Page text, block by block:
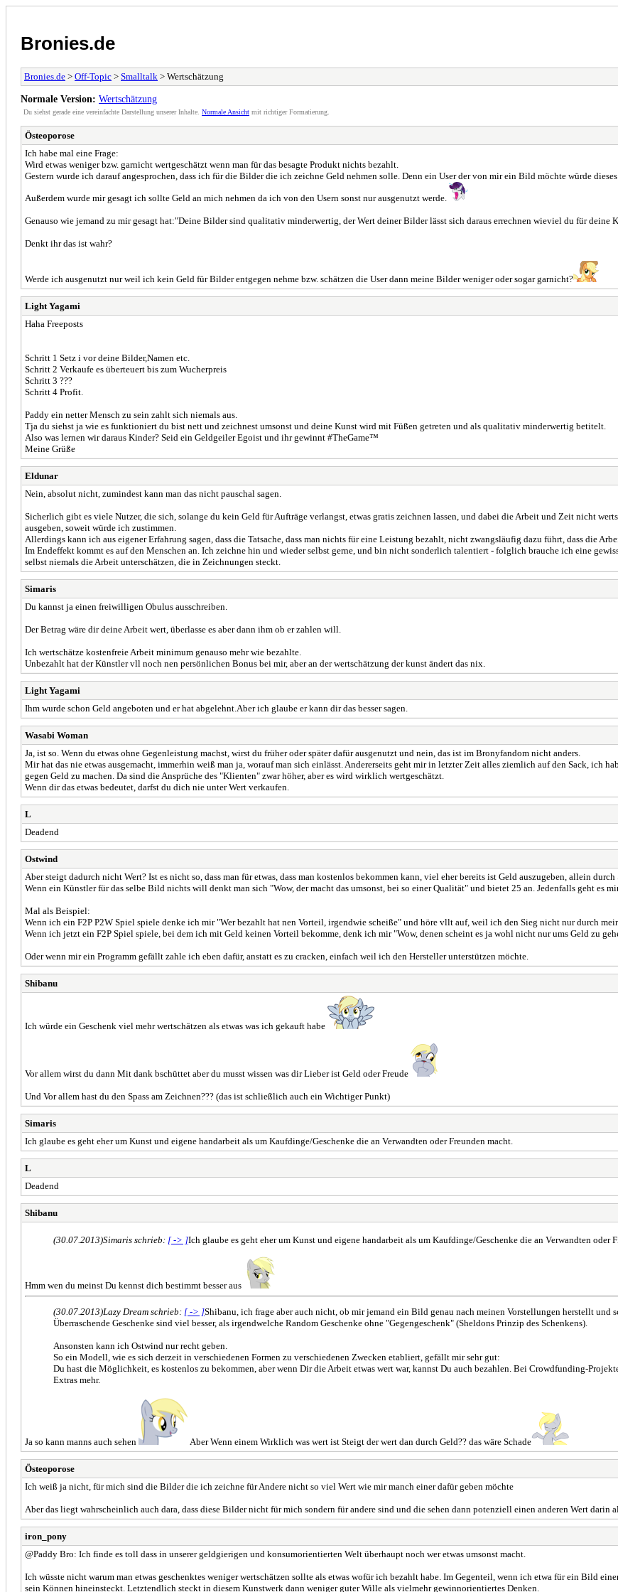
Bronies.de
Bronies.de > Off-Topic > Smalltalk > Wertschätzung
Normale Version: Wertschätzung
Du siehst gerade eine vereinfachte Darstellung unserer Inhalte. Normale Ansicht mit richtiger Formatierung.
Östeoporose
Ich habe mal eine Frage:
Wird etwas weniger bzw. garnicht wertgeschätzt wenn man für das besagte Produkt nichts bezahlt.
Gestern wurde ich darauf angesprochen, dass ich für die Bilder die ich zeichne Geld nehmen solle. Denn ein User der von mir ein Bild möchte würde
Außerdem wurde mir gesagt ich sollte Geld an mich nehmen da ich von den Usern sonst nur ausgenutzt werde.
Genauso wie jemand zu mir gesagt hat:"Deine Bilder sind qualitativ minderwertig, der Wert deiner Bilder lässt sich daraus errechnen wieviel du für deine
Denkt ihr das ist wahr?
Werde ich ausgenutzt nur weil ich kein Geld für Bilder entgegen nehme bzw. schätzen die User dann meine Bilder weniger oder sogar garnicht?
Light Yagami
Haha Freeposts
Schritt 1 Setz i vor deine Bilder,Namen etc.
Schritt 2 Verkaufe es überteuert bis zum Wucherpreis
Schritt 3 ???
Schritt 4 Profit.
Paddy ein netter Mensch zu sein zahlt sich niemals aus.
Tja du siehst ja wie es funktioniert du bist nett und zeichnest umsonst und deine Kunst wird mit Füßen getreten und als qualitativ minderwertig betitelt.
Also was lernen wir daraus Kinder? Seid ein Geldgeiler Egoist und ihr gewinnt #TheGame™
Meine Grüße
Eldunar
Nein, absolut nicht, zumindest kann man das nicht pauschal sagen.
Sicherlich gibt es viele Nutzer, die sich, solange du kein Geld für Aufträge verlangst, etwas gratis zeichnen lassen, und dabei die Arbeit und Zeit nicht
ausgeben, soweit würde ich zustimmen.
Allerdings kann ich aus eigener Erfahrung sagen, dass die Tatsache, dass man nichts für eine Leistung bezahlt, nicht zwangsläufig dazu führt, dass die
Im Endeffekt kommt es auf den Menschen an. Ich zeichne hin und wieder selbst gerne, und bin nicht sonderlich talentiert - folglich brauche ich eine
selbst niemals die Arbeit unterschätzen, die in Zeichnungen steckt.
Simaris
Du kannst ja einen freiwilligen Obulus ausschreiben.
Der Betrag wäre dir deine Arbeit wert, überlasse es aber dann ihm ob er zahlen will.
Ich wertschätze kostenfreie Arbeit minimum genauso mehr wie bezahlte.
Unbezahlt hat der Künstler vll noch nen persönlichen Bonus bei mir, aber an der wertschätzung der kunst ändert das nix.
Light Yagami
Ihm wurde schon Geld angeboten und er hat abgelehnt.Aber ich glaube er kann dir das besser sagen.
Wasabi Woman
Ja, ist so. Wenn du etwas ohne Gegenleistung machst, wirst du früher oder später dafür ausgenutzt und nein, das ist im Bronyfandom nicht anders.
Mir hat das nie etwas ausgemacht, immerhin weiß man ja, worauf man sich einlässt. Andererseits geht mir in letzter Zeit alles ziemlich auf den Sack, ich
gegen Geld zu machen. Da sind die Ansprüche des "Klienten" zwar höher, aber es wird wirklich wertgeschätzt.
Wenn dir das etwas bedeutet, darfst du dich nie unter Wert verkaufen.
L
Deadend
Ostwind
Aber steigt dadurch nicht Wert? Ist es nicht so, dass man für etwas, dass man kostenlos bekommen kann, viel eher bereits ist Geld auszugeben, allein
Wenn ein Künstler für das selbe Bild nichts will denkt man sich "Wow, der macht das umsonst, bei so einer Qualität" und bietet 25 an. Jedenfalls geht es mir
Mal als Beispiel:
Wenn ich ein F2P P2W Spiel spiele denke ich mir "Wer bezahlt hat nen Vorteil, irgendwie scheiße" und höre vllt auf, weil ich den Sieg nicht nur durch
Wenn ich jetzt ein F2P Spiel spiele, bei dem ich mit Geld keinen Vorteil bekomme, denk ich mir "Wow, denen scheint es ja wohl nicht nur ums Geld zu
Oder wenn mir ein Programm gefällt zahle ich eben dafür, anstatt es zu cracken, einfach weil ich den Hersteller unterstützen möchte.
Shibanu
Ich würde ein Geschenk viel mehr wertschätzen als etwas was ich gekauft habe
Vor allem wirst du dann Mit dank bschüttet aber du musst wissen was dir Lieber ist Geld oder Freude
Und Vor allem hast du den Spass am Zeichnen??? (das ist schließlich auch ein Wichtiger Punkt)
Simaris
Ich glaube es geht eher um Kunst und eigene handarbeit als um Kaufdinge/Geschenke die an Verwandten oder Freunden macht.
L
Deadend
Shibanu
(30.07.2013)Simaris schrieb: [ -> ]Ich glaube es geht eher um Kunst und eigene handarbeit als um Kaufdinge/Geschenke die an Verwandten oder
Hmm wen du meinst Du kennst dich bestimmt besser aus
(30.07.2013)Lazy Dream schrieb: [ -> ]Shibanu, ich frage aber auch nicht, ob mir jemand ein Bild genau nach meinen Vorstellungen herstellt
Überraschende Geschenke sind viel besser, als irgendwelche Random Geschenke ohne "Gegengeschenk" (Sheldons Prinzip des Schenkens).
Ansonsten kann ich Ostwind nur recht geben.
So ein Modell, wie es sich derzeit in verschiedenen Formen zu verschiedenen Zwecken etabliert, gefällt mir sehr gut:
Du hast die Möglichkeit, es kostenlos zu bekommen, aber wenn Dir die Arbeit etwas wert war, kannst Du auch bezahlen. Bei Crowdfunding-
Extras mehr.
Ja so kann manns auch sehen Aber Wenn einem Wirklich was wert ist Steigt der wert dan durch Geld?? das wäre Schade
Östeoporose
Ich weiß ja nicht, für mich sind die Bilder die ich zeichne für Andere nicht so viel Wert wie mir manch einer dafür geben möchte
Aber das liegt wahrscheinlich auch dara, dass diese Bilder nicht für mich sondern für andere sind und die sehen dann potenziell einen anderen Wert darin
iron_pony
@Paddy Bro: Ich finde es toll dass in unserer geldgierigen und konsumorientierten Welt überhaupt noch wer etwas umsonst macht.
Ich wüsste nicht warum man etwas geschenktes weniger wertschätzen sollte als etwas wofür ich bezahlt habe. Im Gegenteil, wenn ich etwa für ein Bild
sein Können hineinsteckt. Letztendlich steckt in diesem Kunstwerk dann weniger guter Wille als vielmehr gewinnorientiertes Denken.